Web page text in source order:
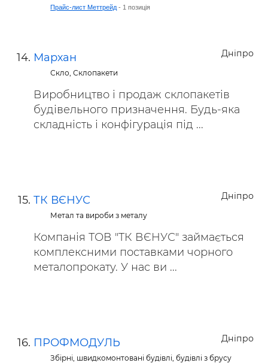
Прайс-лист Меттрейд - 1 позиція
Дніпро
Мархан
Скло, Склопакети
Виробництво і продаж склопакетів
будівельного призначення. Будь-яка
складність і конфігурація під ...
Дніпро
ТК ВЄНУС
Метал та вироби з металу
Компанія ТОВ "ТК ВЄНУС" займається
комплексними поставками чорного
металопрокату. У нас ви ...
Дніпро
ПРОФМОДУЛЬ
Збірні, швидкомонтовані будівлі, будівлі з брусу